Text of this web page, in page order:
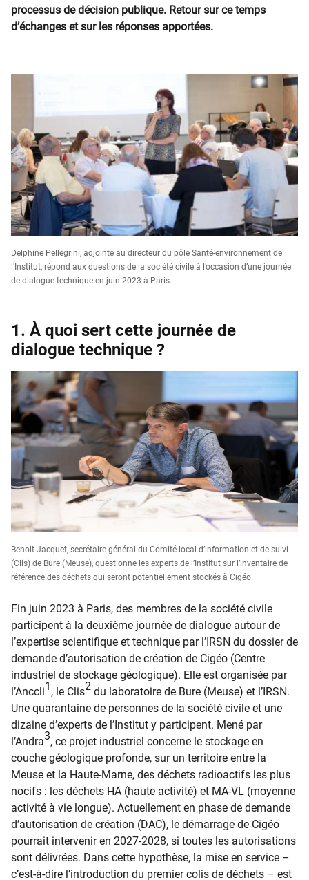
processus de décision publique. Retour sur ce temps
d’échanges et sur les réponses apportées.
Delphine Pellegrini, adjointe au directeur du pôle Santé-environnement de
l’Institut, répond aux questions de la société civile à l’occasion d’une journée
de dialogue technique en juin 2023 à Paris.
1. À quoi sert cette journée de
dialogue technique ?
Benoit Jacquet, secrétaire général du Comité local d’information et de suivi
(Clis) de Bure (Meuse), questionne les experts de l’Institut sur l’inventaire de
référence des déchets qui seront potentiellement stockés à Cigéo.
Fin juin 2023 à Paris, des membres de la société civile
participent à la deuxième journée de dialogue autour de
l’expertise scientifique et technique par l’IRSN du dossier de
demande d’autorisation de création de Cigéo (Centre
industriel de stockage géologique). Elle est organisée par
l’Anccli1 , le Clis2 du laboratoire de Bure (Meuse) et l’IRSN.
Une quarantaine de personnes de la société civile et une
dizaine d’experts de l’Institut y participent. Mené par
l’Andra3, ce projet industriel concerne le stockage en
couche géologique profonde, sur un territoire entre la
Meuse et la Haute-Marne, des déchets radioactifs les plus
nocifs : les déchets HA (haute activité) et MA-VL (moyenne
activité à vie longue). Actuellement en phase de demande
d’autorisation de création (DAC), le démarrage de Cigéo
pourrait intervenir en 2027-2028, si toutes les autorisations
sont délivrées. Dans cette hypothèse, la mise en service –
c’est-à-dire l’introduction du premier colis de déchets – est